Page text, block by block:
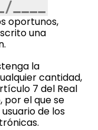
oportunos,
una
la
cantidad,
7 del Real
por el que se
de los